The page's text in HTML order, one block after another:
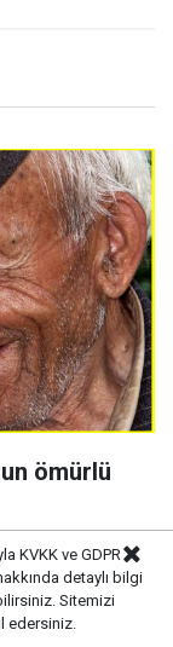
ömürlü
KVKK ve GDPR
detaylı bilgi
Sitemizi
edersiniz.